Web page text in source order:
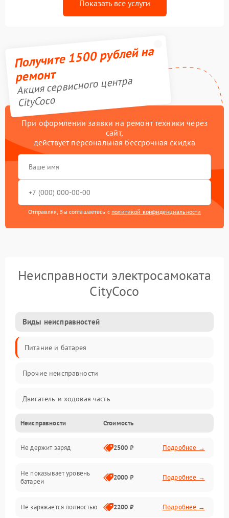
Показать все услуги
Получите 1500 рублей на
ремонт
Акция сервисного центра
CityCoco
При оформлении заявки на ремонт техники через
сайт,
действует персональная бессрочная скидка
Отправляя, Вы соглашаетесь с политикой конфиденциальности
Неисправности электросамоката
CityCoco
Виды неисправностей
Питание и батарея
Прочие неисправности
Двигатель и ходовая часть
Тормоза и безопасность
Подвеска и колеса
Электроника и управление
Неисправности Стоимость
Не держит заряд 2500 ₽ Подробнее →
Не показывает уровень
батареи
2000 ₽ Подробнее →
Не заряжается полностью 2200 ₽ Подробнее →